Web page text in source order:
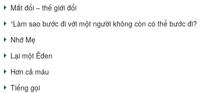
Mắt đổi – thế giới đổi
“Làm sao bước đi với một người không còn có thể bước đi?
Nhớ Mẹ
Lại một Êđen
Hơn cả máu
Tiếng gọi